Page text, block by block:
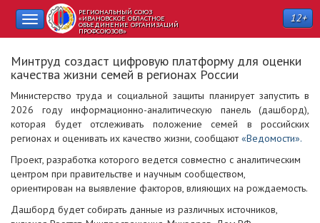
РЕГИОНАЛЬНЫЙ СОЮЗ
«ИВАНОВСКОЕ ОБЛАСТНОЕ
ОБЪЕДИНЕНИЕ ОРГАНИЗАЦИЙ
ПРОФСОЮЗОВ»
12+
Toggle
navigation
Минтруд создаст цифровую платформу для оценки
качества жизни семей в регионах России
Министерство труда и социальной защиты планирует запустить в
2026 году информационно-аналитическую панель (дашборд),
которая будет отслеживать положение семей в российских
регионах и оценивать их качество жизни, сообщают«Ведомости».
Проект, разработка которого ведется совместно с аналитическим
центром при правительстве и научным сообществом,
ориентирован на выявление факторов, влияющих на рождаемость.
Дашборд будет собирать данные из различных источников,